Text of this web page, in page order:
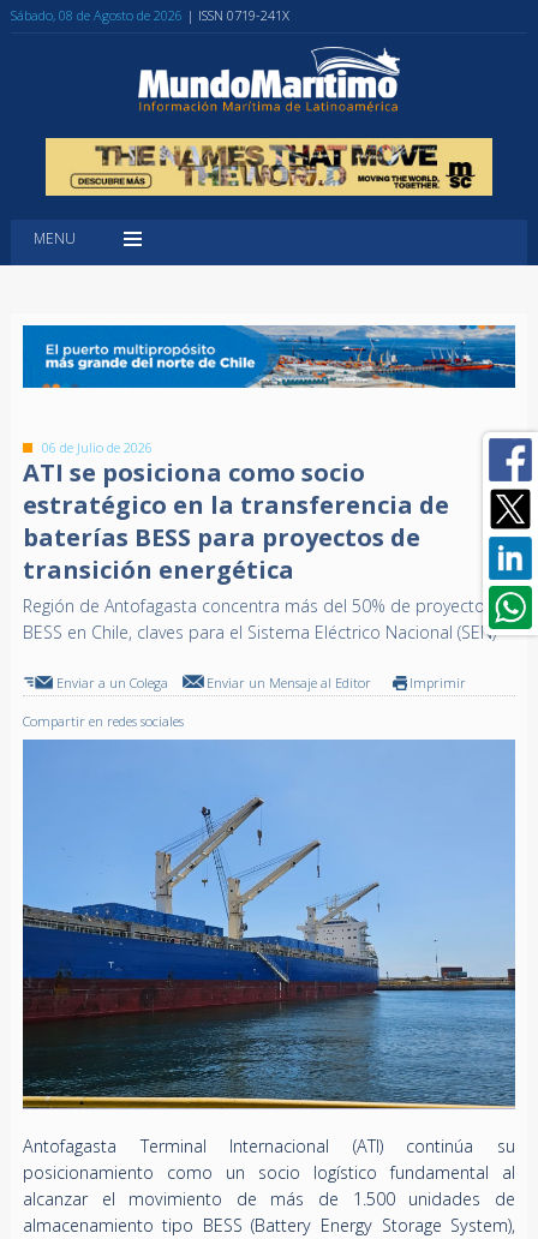
Sábado, 08 de Agosto de 2026 | ISSN 0719-241X
MENU
06 de Julio de 2026
ATI se posiciona como socio
estratégico en la transferencia de
baterías BESS para proyectos de
transición energética
Región de Antofagasta concentra más del 50% de proyectos
BESS en Chile, claves para el Sistema Eléctrico Nacional (SEN)
Enviar a un Colega Enviar un Mensaje al Editor Imprimir
Compartir en redes sociales
Antofagasta Terminal Internacional (ATI) continúa su
posicionamiento como un socio logístico fundamental al
alcanzar el movimiento de más de 1.500 unidades de
almacenamiento tipo BESS (Battery Energy Storage System),